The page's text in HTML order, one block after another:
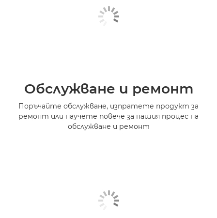
Обслужване и ремонт
Поръчайте обслужване, изпратете продукт за
ремонт или научете повече за нашия процес на
обслужване и ремонт